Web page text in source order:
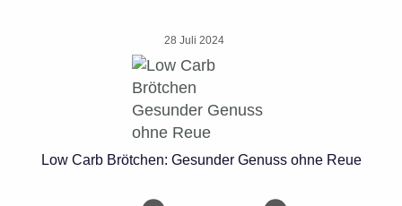
28 Juli 2024
Low Carb Brötchen: Gesunder Genuss ohne Reue